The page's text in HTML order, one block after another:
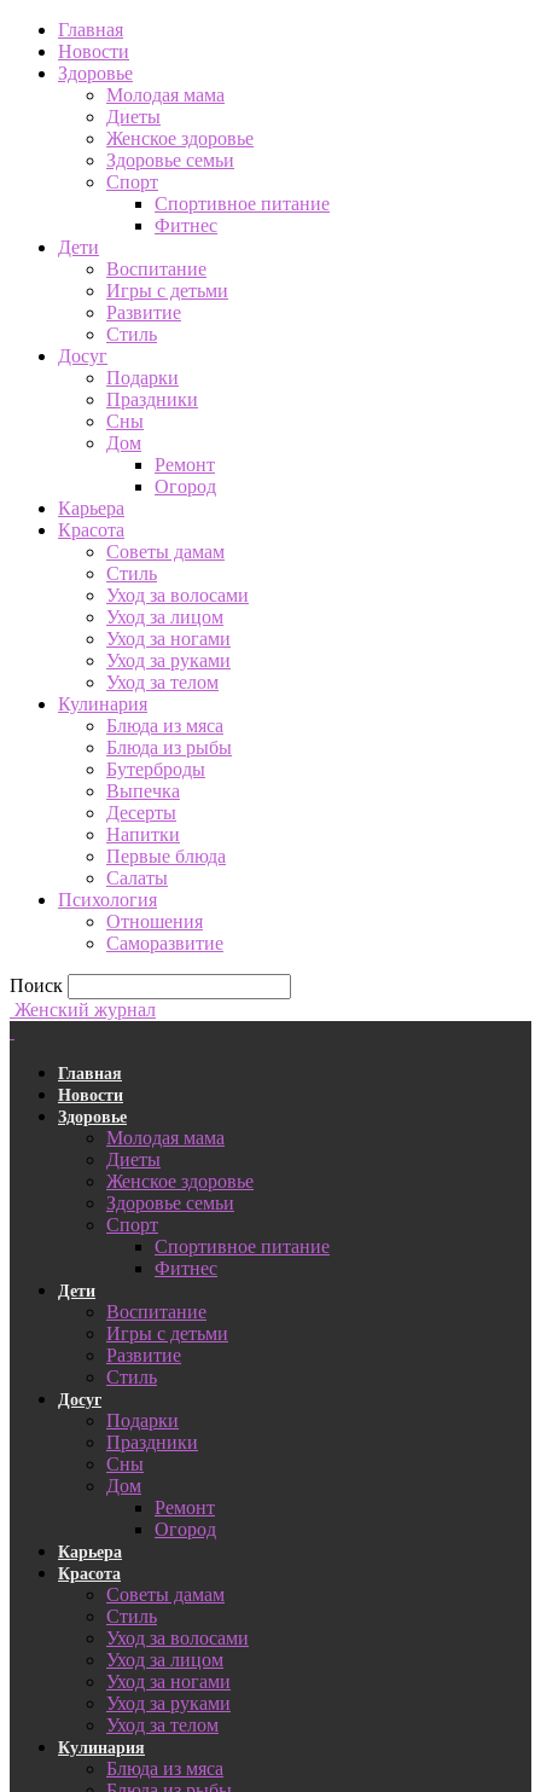
Главная
Новости
Здоровье
Молодая мама
Диеты
Женское здоровье
Здоровье семьи
Спорт
Спортивное питание
Фитнес
Дети
Воспитание
Игры с детьми
Развитие
Стиль
Досуг
Подарки
Праздники
Сны
Дом
Ремонт
Огород
Карьера
Красота
Советы дамам
Стиль
Уход за волосами
Уход за лицом
Уход за ногами
Уход за руками
Уход за телом
Кулинария
Блюда из мяса
Блюда из рыбы
Бутерброды
Выпечка
Десерты
Напитки
Первые блюда
Салаты
Психология
Отношения
Саморазвитие
Поиск
Женский журнал
Главная
Новости
Здоровье
Молодая мама
Диеты
Женское здоровье
Здоровье семьи
Спорт
Спортивное питание
Фитнес
Дети
Воспитание
Игры с детьми
Развитие
Стиль
Досуг
Подарки
Праздники
Сны
Дом
Ремонт
Огород
Карьера
Красота
Советы дамам
Стиль
Уход за волосами
Уход за лицом
Уход за ногами
Уход за руками
Уход за телом
Кулинария
Блюда из мяса